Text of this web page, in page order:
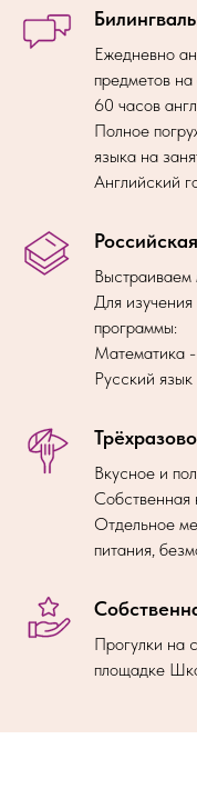
Ежедневно
предметов на
60 часов
Полное
языка на
Английский
Выстраиваем
Для
программы:
Математика
Русский
Вкусное и
Собственная
Отдельное
питания,
Прогулки на
площадке